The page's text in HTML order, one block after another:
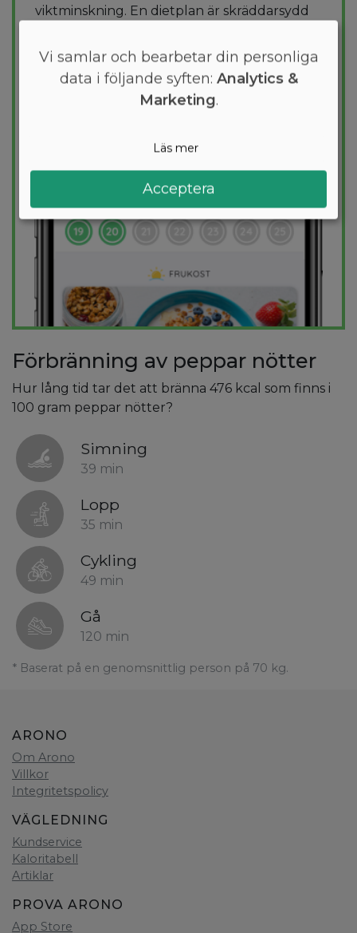
viktminskning. En dietplan är skräddarsydd
säkerställer att du håller dig inom ditt
kalorimål varje dag.
PROVAGRATIS
Förbränning av peppar nötter
Hur lång tid tar det att bränna 476 kcal som finns i
100 gram peppar nötter?
Simning
39 min
Lopp
35 min
Cykling
49 min
Gå
120 min
* Baserat på en genomsnittlig person på 70 kg.
ARONO
Om Arono
Villkor
Integritetspolicy
VÄGLEDNING
Kundservice
Kaloritabell
Artiklar
PROVA ARONO
App Store
Vi samlar och bearbetar din personliga
data i följande syften: Analytics &
Marketing.
Läs mer
Acceptera